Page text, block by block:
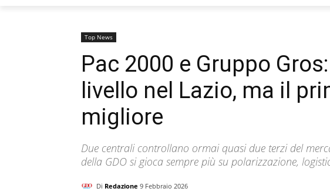
Top News
Pac 2000 e Gruppo
livello nel Lazio, ma il
migliore
Due centrali controllano ormai quasi due terzi del
della GDO si gioca sempre più su polarizzazione,
Di Redazione 9 Febbraio 2026